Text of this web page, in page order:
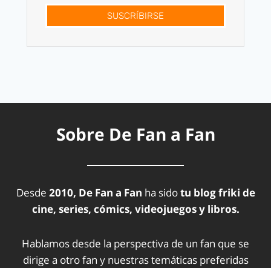
SUSCRÍBIRSE
Sobre De Fan a Fan
Desde 2010, De Fan a Fan ha sidotu blog friki de
cine, series, cómics, videojuegos y libros.
Hablamos desde la perspectiva de un fan que se
dirige a otro fan y nuestras temáticas preferidas